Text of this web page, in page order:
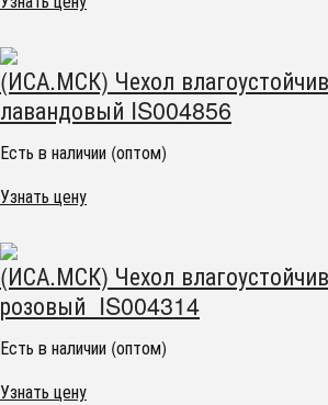
(ИСА.МСК) Чехол
лавандовый IS004856
Есть в наличии (оптом)
Узнать цену
(ИСА.МСК) Чехол
розовый IS004314
Есть в наличии (оптом)
Узнать цену